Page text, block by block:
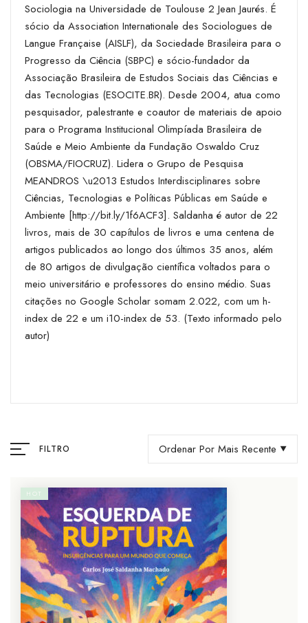
Sociologia na Universidade de Toulouse 2 Jean Jaurés. É
sócio da Association Internationale des Sociologues de
Langue Française (AISLF), da Sociedade Brasileira para o
Progresso da Ciência (SBPC) e sócio-fundador da
Associação Brasileira de Estudos Sociais das Ciências e
das Tecnologias (ESOCITE.BR). Desde 2004, atua como
pesquisador, palestrante e coautor de materiais de apoio
para o Programa Institucional Olimpíada Brasileira de
Saúde e Meio Ambiente da Fundação Oswaldo Cruz
(OBSMA/FIOCRUZ). Lidera o Grupo de Pesquisa
MEANDROS \u2013 Estudos Interdisciplinares sobre
Ciências, Tecnologias e Políticas Públicas em Saúde e
Ambiente [http://bit.ly/1f6ACF3]. Saldanha é autor de 22
livros, mais de 30 capítulos de livros e uma centena de
artigos publicados ao longo dos últimos 35 anos, além
de 80 artigos de divulgação científica voltados para o
meio universitário e professores do ensino médio. Suas
citações no Google Scholar somam 2.022, com um h-
index de 22 e um i10-index de 53. (Texto informado pelo
autor)
FILTRO Ordenar Por Mais Recente
HOT